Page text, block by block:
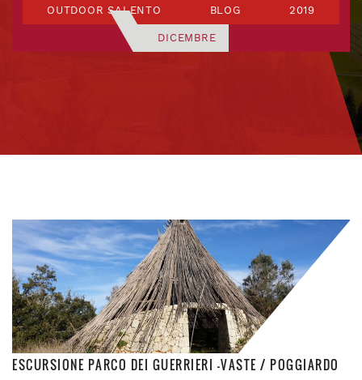
OUTDOOR SALENTO BLOG 2019
DICEMBRE
ESCURSIONE PARCO DEI GUERRIERI -VASTE / POGGIARDO